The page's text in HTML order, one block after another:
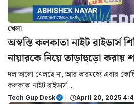
খেলা
অস্বস্তি কলকাতা নাইট রাইডার্স
নায়ারকে নিয়ে তাড়াহুড়ো করায়
দল ভালো খেলছে না, আর তারমধ্যে এবার
কলকাতা নাইট রাইডার্স ...
Tech Gup Desk | April 20, 2025